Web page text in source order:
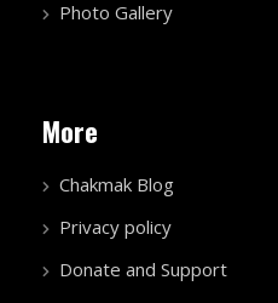
Photo Gallery
More
Chakmak Blog
Privacy policy
Donate and Support